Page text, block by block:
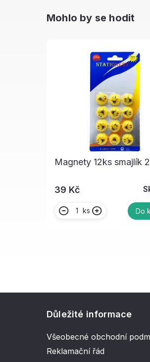
Mohlo by se hodit
Magnety 12ks smajlík
39 Kč
ks Do
Důležité informace
Všeobecné obchodní
Reklamační řád